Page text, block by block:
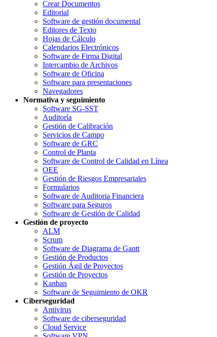
Crear Documentos
Editorial
Software de gestión documental
Editores de Texto
Hojas de Cálculo
Calendarios Electrónicos
Software de Firma Digital
Intercambio de Archivos
Software de Oficina
Software para presentaciones
Navegadores
Normativa y seguimiento
Software SG-SST
Auditoría
Gestión de Calibración
Servicios de Campo
Software de GRC
Control de Planta
Software de Control de Calidad en Línea
OEE
Gestión de Riesgos Empresariales
Formularios
Software de Auditoria Financiera
Software para Seguros
Software de Gestión de Calidad
Gestión de proyecto
ALM
Scrum
Software de Diagrama de Gantt
Gestión de Productos
Gestión Ágil de Proyectos
Gestión de Proyectos
Kanban
Software de Seguimiento de OKR
Ciberseguridad
Antivirus
Software de ciberseguridad
Cloud Service